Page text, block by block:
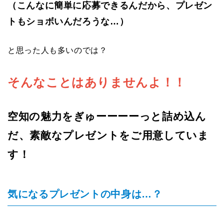
（こんなに簡単に応募できるんだから、プレゼン
トもショボいんだろうな…）
と思った人も多いのでは？
そんなことはありませんよ！！
空知の魅力をぎゅーーーーっと詰め込ん
だ、素敵なプレゼントをご用意していま
す！
気になるプレゼントの中身は…？